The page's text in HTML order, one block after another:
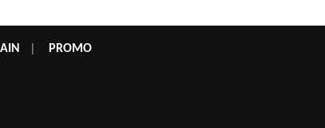
PROMO